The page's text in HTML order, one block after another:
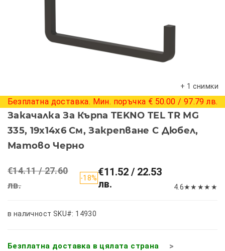
+ 1 снимки
Безплатна доставка. Мин. поръчка € 50.00 / 97.79 лв.
Закачалка За Кърпа TEKNO TEL TR MG
335, 19х14х6 См, Закрепване С Дюбел,
Матово Черно
€14.11 / 27.60
лв.
-18%€11.52 / 22.53
лв.
4.6★★ ★★ ★
в наличност SKU#: 14930
Безплатна доставка в цялата страна